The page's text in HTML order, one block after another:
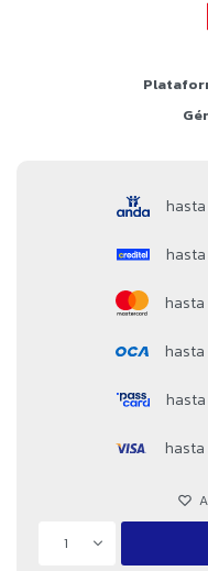
hasta
hasta
hasta
1